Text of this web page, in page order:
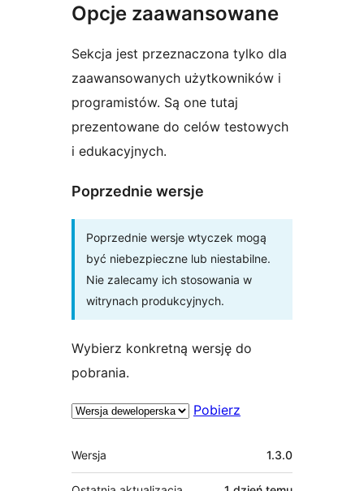
Opcje zaawansowane
Sekcja jest przeznaczona tylko dla
zaawansowanych użytkowników i
programistów. Są one tutaj
prezentowane do celów testowych
i edukacyjnych.
Poprzednie wersje
Poprzednie wersje wtyczek mogą
być niebezpieczne lub niestabilne.
Nie zalecamy ich stosowania w
witrynach produkcyjnych.
Wybierz konkretną wersję do
pobrania.
Pobierz
Meta
Wersja 1.3.0